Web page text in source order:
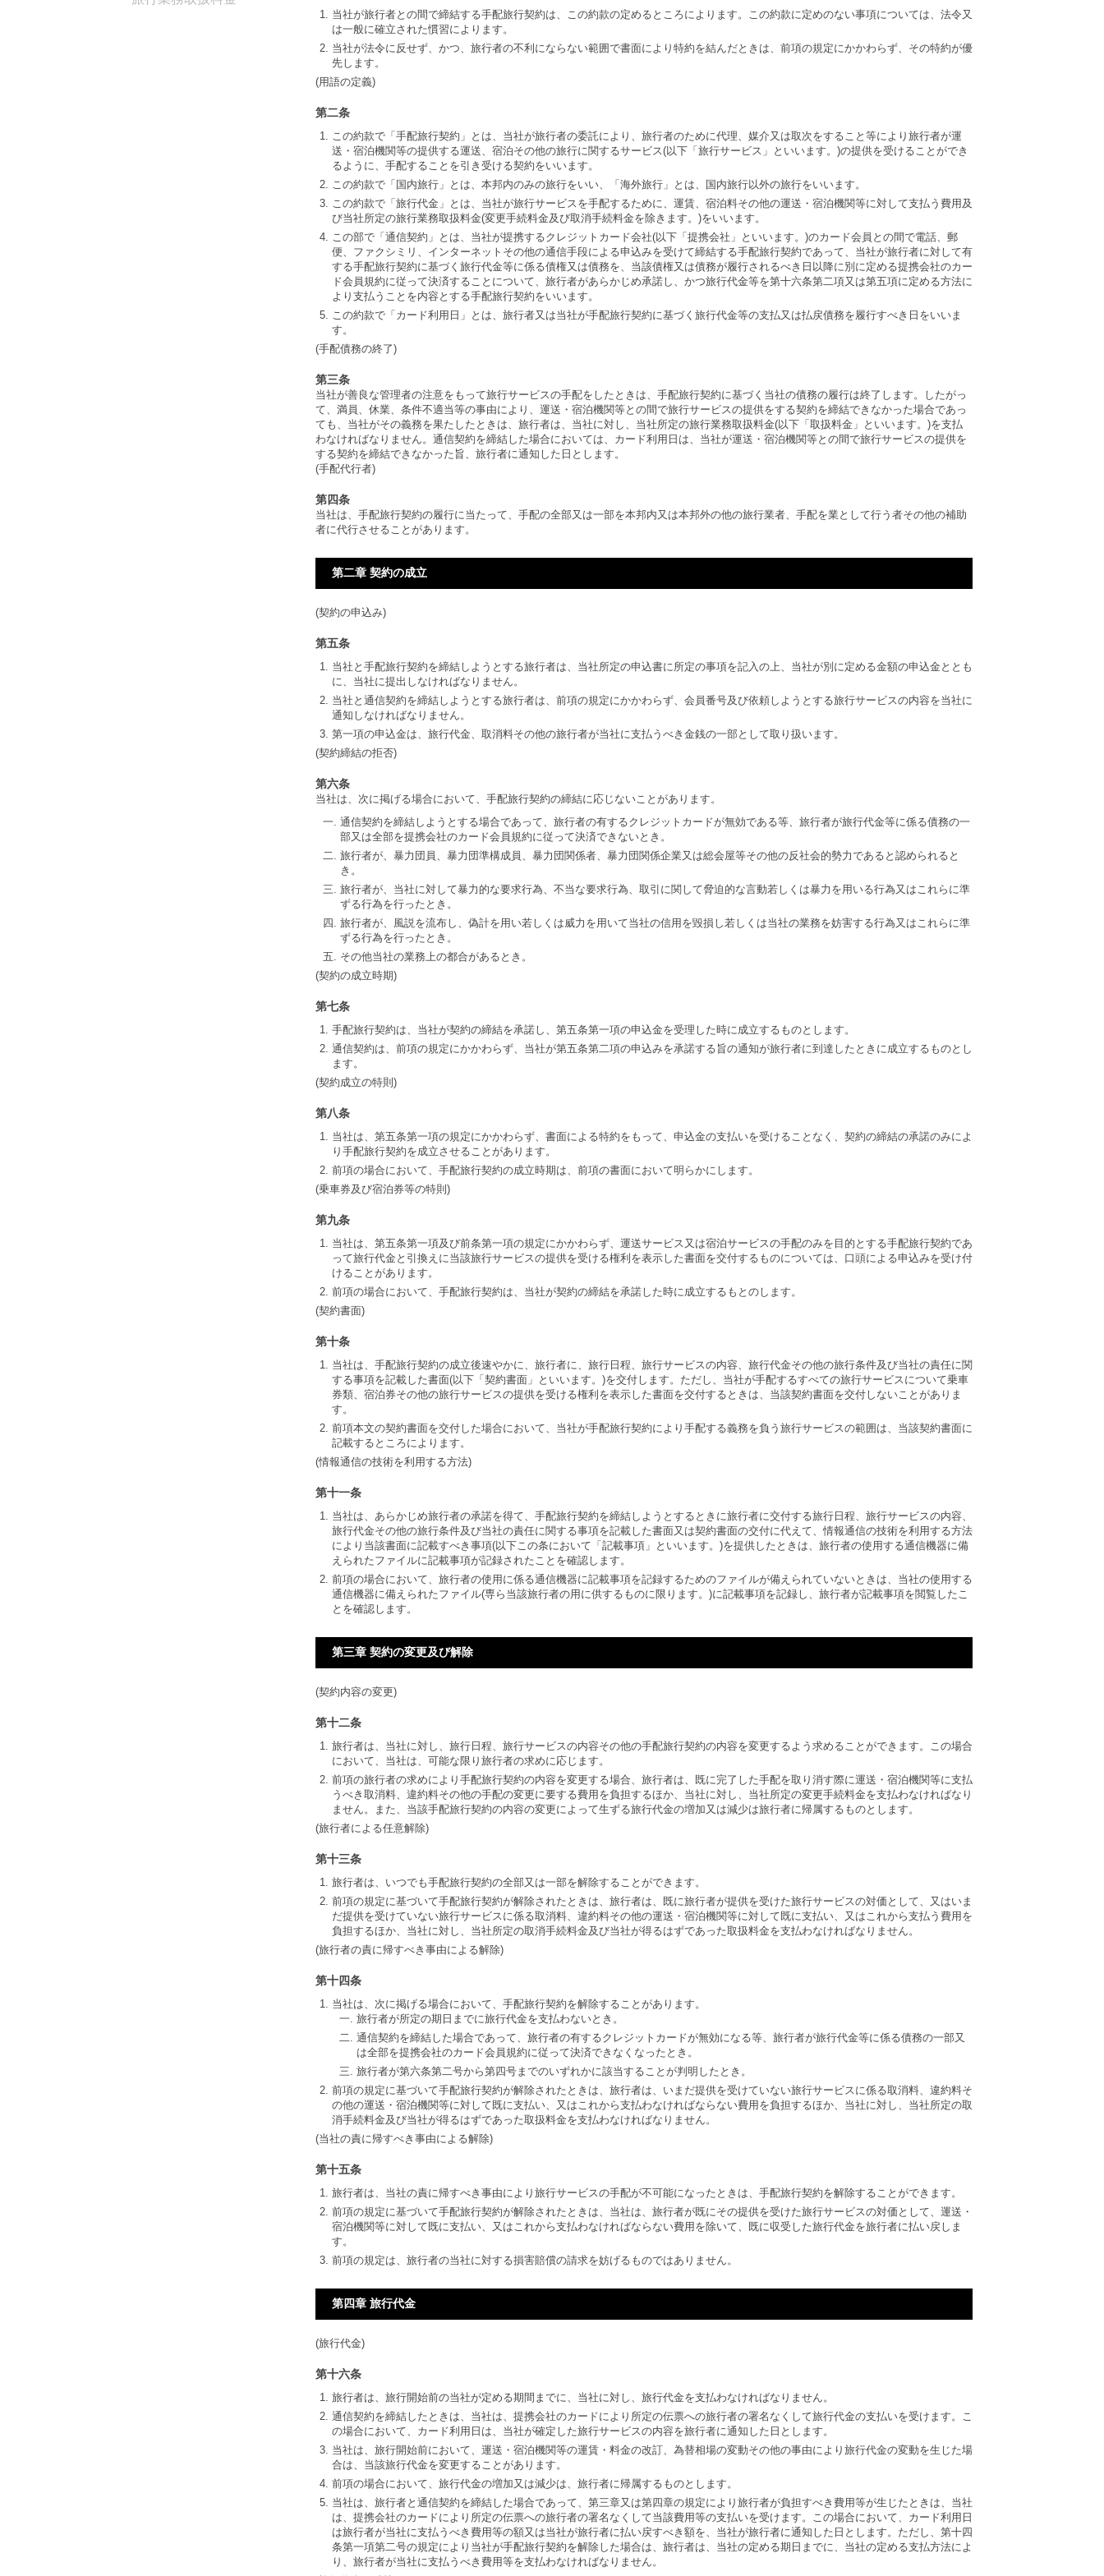
当社が旅行者との間で締結する手配旅行契約は、この約款の定めるところによります。この約款に定めのない事項については、法令又
は一般に確立された慣習によります。
当社が法令に反せず、かつ、旅行者の不利にならない範囲で書面により特約を結んだときは、前項の規定にかかわらず、その特約が優
先します。
(用語の定義)
第二条
この約款で「手配旅行契約」とは、当社が旅行者の委託により、旅行者のために代理、媒介又は取次をすること等により旅行者が運
送・宿泊機関等の提供する運送、宿泊その他の旅行に関するサービス(以下「旅行サービス」といいます。)の提供を受けることができ
るように、手配することを引き受ける契約をいいます。
この約款で「国内旅行」とは、本邦内のみの旅行をいい、「海外旅行」とは、国内旅行以外の旅行をいいます。
この約款で「旅行代金」とは、当社が旅行サービスを手配するために、運賃、宿泊料その他の運送・宿泊機関等に対して支払う費用及
び当社所定の旅行業務取扱料金(変更手続料金及び取消手続料金を除きます。)をいいます。
この部で「通信契約」とは、当社が提携するクレジットカード会社(以下「提携会社」といいます。)のカード会員との間で電話、郵
便、ファクシミリ、インターネットその他の通信手段による申込みを受けて締結する手配旅行契約であって、当社が旅行者に対して有
する手配旅行契約に基づく旅行代金等に係る債権又は債務を、当該債権又は債務が履行されるべき日以降に別に定める提携会社のカー
ド会員規約に従って決済することについて、旅行者があらかじめ承諾し、かつ旅行代金等を第十六条第二項又は第五項に定める方法に
より支払うことを内容とする手配旅行契約をいいます。
この約款で「カード利用日」とは、旅行者又は当社が手配旅行契約に基づく旅行代金等の支払又は払戻債務を履行すべき日をいいま
す。
(手配債務の終了)
第三条
当社が善良な管理者の注意をもって旅行サービスの手配をしたときは、手配旅行契約に基づく当社の債務の履行は終了します。したがっ
て、満員、休業、条件不適当等の事由により、運送・宿泊機関等との間で旅行サービスの提供をする契約を締結できなかった場合であっ
ても、当社がその義務を果たしたときは、旅行者は、当社に対し、当社所定の旅行業務取扱料金(以下「取扱料金」といいます。)を支払
わなければなりません。通信契約を締結した場合においては、カード利用日は、当社が運送・宿泊機関等との間で旅行サービスの提供を
する契約を締結できなかった旨、旅行者に通知した日とします。
(手配代行者)
第四条
当社は、手配旅行契約の履行に当たって、手配の全部又は一部を本邦内又は本邦外の他の旅行業者、手配を業として行う者その他の補助
者に代行させることがあります。
第二章 契約の成立
(契約の申込み)
第五条
当社と手配旅行契約を締結しようとする旅行者は、当社所定の申込書に所定の事項を記入の上、当社が別に定める金額の申込金ととも
に、当社に提出しなければなりません。
当社と通信契約を締結しようとする旅行者は、前項の規定にかかわらず、会員番号及び依頼しようとする旅行サービスの内容を当社に
通知しなければなりません。
第一項の申込金は、旅行代金、取消料その他の旅行者が当社に支払うべき金銭の一部として取り扱います。
(契約締結の拒否)
第六条
当社は、次に掲げる場合において、手配旅行契約の締結に応じないことがあります。
通信契約を締結しようとする場合であって、旅行者の有するクレジットカードが無効である等、旅行者が旅行代金等に係る債務の一
部又は全部を提携会社のカード会員規約に従って決済できないとき。
旅行者が、暴力団員、暴力団準構成員、暴力団関係者、暴力団関係企業又は総会屋等その他の反社会的勢力であると認められると
き。
旅行者が、当社に対して暴力的な要求行為、不当な要求行為、取引に関して脅迫的な言動若しくは暴力を用いる行為又はこれらに準
ずる行為を行ったとき。
旅行者が、風説を流布し、偽計を用い若しくは威力を用いて当社の信用を毀損し若しくは当社の業務を妨害する行為又はこれらに準
ずる行為を行ったとき。
その他当社の業務上の都合があるとき。
(契約の成立時期)
第七条
手配旅行契約は、当社が契約の締結を承諾し、第五条第一項の申込金を受理した時に成立するものとします。
通信契約は、前項の規定にかかわらず、当社が第五条第二項の申込みを承諾する旨の通知が旅行者に到達したときに成立するものとし
ます。
(契約成立の特則)
第八条
当社は、第五条第一項の規定にかかわらず、書面による特約をもって、申込金の支払いを受けることなく、契約の締結の承諾のみによ
り手配旅行契約を成立させることがあります。
前項の場合において、手配旅行契約の成立時期は、前項の書面において明らかにします。
(乗車券及び宿泊券等の特則)
第九条
当社は、第五条第一項及び前条第一項の規定にかかわらず、運送サービス又は宿泊サービスの手配のみを目的とする手配旅行契約であ
って旅行代金と引換えに当該旅行サービスの提供を受ける権利を表示した書面を交付するものについては、口頭による申込みを受け付
けることがあります。
前項の場合において、手配旅行契約は、当社が契約の締結を承諾した時に成立するもとのします。
(契約書面)
第十条
当社は、手配旅行契約の成立後速やかに、旅行者に、旅行日程、旅行サービスの内容、旅行代金その他の旅行条件及び当社の責任に関
する事項を記載した書面(以下「契約書面」といいます。)を交付します。ただし、当社が手配するすべての旅行サービスについて乗車
券類、宿泊券その他の旅行サービスの提供を受ける権利を表示した書面を交付するときは、当該契約書面を交付しないことがありま
す。
前項本文の契約書面を交付した場合において、当社が手配旅行契約により手配する義務を負う旅行サービスの範囲は、当該契約書面に
記載するところによります。
(情報通信の技術を利用する方法)
第十一条
当社は、あらかじめ旅行者の承諾を得て、手配旅行契約を締結しようとするときに旅行者に交付する旅行日程、旅行サービスの内容、
旅行代金その他の旅行条件及び当社の責任に関する事項を記載した書面又は契約書面の交付に代えて、情報通信の技術を利用する方法
により当該書面に記載すべき事項(以下この条において「記載事項」といいます。)を提供したときは、旅行者の使用する通信機器に備
えられたファイルに記載事項が記録されたことを確認します。
前項の場合において、旅行者の使用に係る通信機器に記載事項を記録するためのファイルが備えられていないときは、当社の使用する
通信機器に備えられたファイル(専ら当該旅行者の用に供するものに限ります。)に記載事項を記録し、旅行者が記載事項を閲覧したこ
とを確認します。
第三章 契約の変更及び解除
(契約内容の変更)
第十二条
旅行者は、当社に対し、旅行日程、旅行サービスの内容その他の手配旅行契約の内容を変更するよう求めることができます。この場合
において、当社は、可能な限り旅行者の求めに応じます。
前項の旅行者の求めにより手配旅行契約の内容を変更する場合、旅行者は、既に完了した手配を取り消す際に運送・宿泊機関等に支払
うべき取消料、違約料その他の手配の変更に要する費用を負担するほか、当社に対し、当社所定の変更手続料金を支払わなければなり
ません。また、当該手配旅行契約の内容の変更によって生ずる旅行代金の増加又は減少は旅行者に帰属するものとします。
(旅行者による任意解除)
第十三条
旅行者は、いつでも手配旅行契約の全部又は一部を解除することができます。
前項の規定に基づいて手配旅行契約が解除されたときは、旅行者は、既に旅行者が提供を受けた旅行サービスの対価として、又はいま
だ提供を受けていない旅行サービスに係る取消料、違約料その他の運送・宿泊機関等に対して既に支払い、又はこれから支払う費用を
負担するほか、当社に対し、当社所定の取消手続料金及び当社が得るはずであった取扱料金を支払わなければなりません。
(旅行者の責に帰すべき事由による解除)
第十四条
当社は、次に掲げる場合において、手配旅行契約を解除することがあります。
旅行者が所定の期日までに旅行代金を支払わないとき。
通信契約を締結した場合であって、旅行者の有するクレジットカードが無効になる等、旅行者が旅行代金等に係る債務の一部又
は全部を提携会社のカード会員規約に従って決済できなくなったとき。
旅行者が第六条第二号から第四号までのいずれかに該当することが判明したとき。
前項の規定に基づいて手配旅行契約が解除されたときは、旅行者は、いまだ提供を受けていない旅行サービスに係る取消料、違約料そ
の他の運送・宿泊機関等に対して既に支払い、又はこれから支払わなければならない費用を負担するほか、当社に対し、当社所定の取
消手続料金及び当社が得るはずであった取扱料金を支払わなければなりません。
(当社の責に帰すべき事由による解除)
第十五条
旅行者は、当社の責に帰すべき事由により旅行サービスの手配が不可能になったときは、手配旅行契約を解除することができます。
前項の規定に基づいて手配旅行契約が解除されたときは、当社は、旅行者が既にその提供を受けた旅行サービスの対価として、運送・
宿泊機関等に対して既に支払い、又はこれから支払わなければならない費用を除いて、既に収受した旅行代金を旅行者に払い戻しま
す。
前項の規定は、旅行者の当社に対する損害賠償の請求を妨げるものではありません。
第四章 旅行代金
(旅行代金)
第十六条
旅行者は、旅行開始前の当社が定める期間までに、当社に対し、旅行代金を支払わなければなりません。
通信契約を締結したときは、当社は、提携会社のカードにより所定の伝票への旅行者の署名なくして旅行代金の支払いを受けます。こ
の場合において、カード利用日は、当社が確定した旅行サービスの内容を旅行者に通知した日とします。
当社は、旅行開始前において、運送・宿泊機関等の運賃・料金の改訂、為替相場の変動その他の事由により旅行代金の変動を生じた場
合は、当該旅行代金を変更することがあります。
前項の場合において、旅行代金の増加又は減少は、旅行者に帰属するものとします。
当社は、旅行者と通信契約を締結した場合であって、第三章又は第四章の規定により旅行者が負担すべき費用等が生じたときは、当社
は、提携会社のカードにより所定の伝票への旅行者の署名なくして当該費用等の支払いを受けます。この場合において、カード利用日
は旅行者が当社に支払うべき費用等の額又は当社が旅行者に払い戻すべき額を、当社が旅行者に通知した日とします。ただし、第十四
条第一項第二号の規定により当社が手配旅行契約を解除した場合は、旅行者は、当社の定める期日までに、当社の定める支払方法によ
り、旅行者が当社に支払うべき費用等を支払わなければなりません。